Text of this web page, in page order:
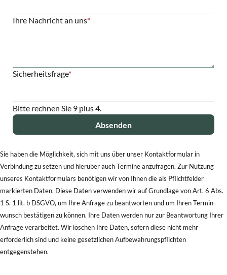
Pflichtfeld
Ihre Nachricht an uns*
Pflichtfeld
Sicherheitsfrage*
Bitte rechnen Sie 9 plus 4.
Absenden
Sie haben die Möglichkeit, sich mit uns über unser Kontakt­formular in
Verbindung zu setzen und hierüber auch Termine anzufragen. Zur Nutzung
unseres Kontakt­formulars benötigen wir von Ihnen die als Pflichtfelder
markierten Daten. Diese Daten verwenden wir auf Grundlage von Art. 6 Abs.
1 S. 1 lit. b DSGVO, um Ihre Anfrage zu beantworten und um Ihren Termin­
wunsch bestätigen zu können. Ihre Daten werden nur zur Be­ant­wortung Ihrer
Anfrage verarbeitet. Wir löschen Ihre Daten, sofern diese nicht mehr
erforderlich sind und keine gesetzlichen Auf­be­wahrungs­pflichten
entgegenstehen.